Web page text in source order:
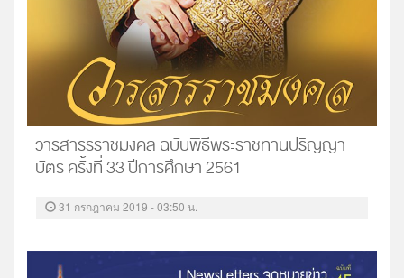
วารสารรราชมงคล ฉบับพิธีพระราชทานปริญญา
บัตร ครั้งที่ 33 ปีการศึกษา 2561
31 กรกฎาคม 2019 - 03:50 น.